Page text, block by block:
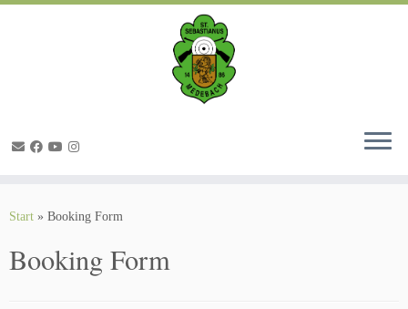
Zum
Start » Booking Form
Booking Form